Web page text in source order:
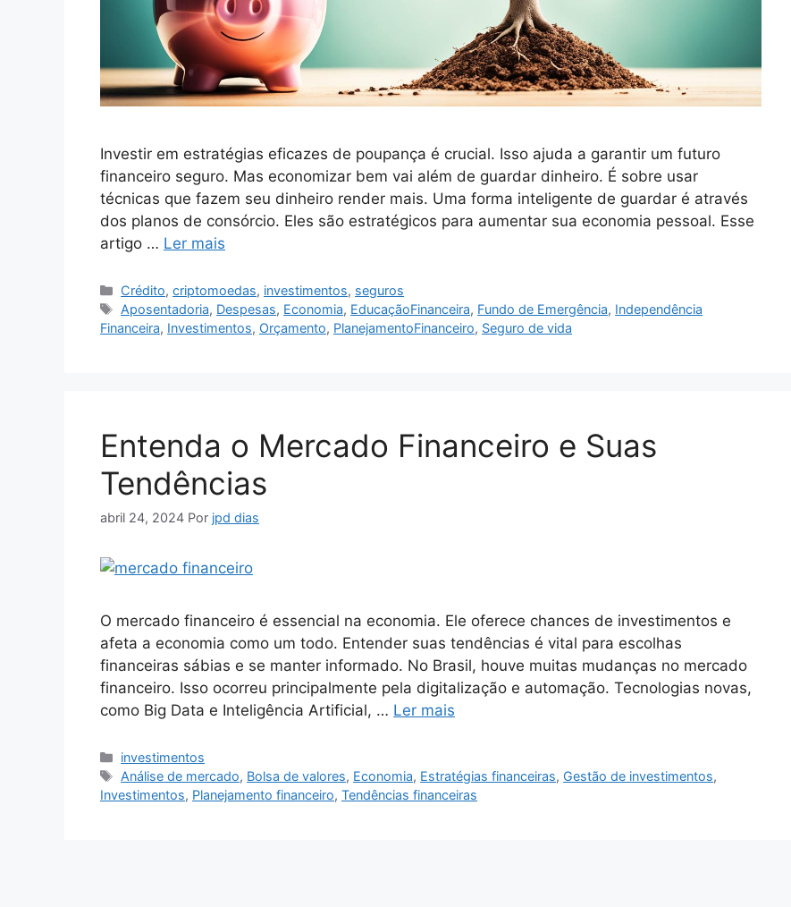
Investir em estratégias eficazes de poupança é crucial. Isso ajuda a garantir um futuro
financeiro seguro. Mas economizar bem vai além de guardar dinheiro. É sobre usar
técnicas que fazem seu dinheiro render mais. Uma forma inteligente de guardar é através
dos planos de consórcio. Eles são estratégicos para aumentar sua economia pessoal. Esse
artigo … Ler mais
Categorias
Crédito,criptomoedas, investimentos, seguros
Tags
Aposentadoria, Despesas, Economia, EducaçãoFinanceira, Fundo de Emergência, Independência
Financeira, Investimentos, Orçamento, PlanejamentoFinanceiro, Seguro de vida
Entenda o Mercado Financeiro e Suas
Tendências
abril 24, 2024 Por jpd dias
O mercado financeiro é essencial na economia. Ele oferece chances de investimentos e
afeta a economia como um todo. Entender suas tendências é vital para escolhas
financeiras sábias e se manter informado. No Brasil, houve muitas mudanças no mercado
financeiro. Isso ocorreu principalmente pela digitalização e automação. Tecnologias novas,
como Big Data e Inteligência Artificial, … Ler mais
Categorias
investimentos
Tags
Análise de mercado, Bolsa de valores, Economia, Estratégias financeiras, Gestão de investimentos,
Investimentos, Planejamento financeiro, Tendências financeiras